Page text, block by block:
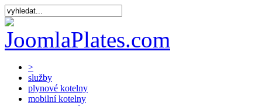
>
služby
plynové kotelny
mobilní kotelny